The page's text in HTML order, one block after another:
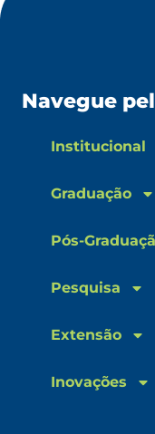
Navegue
Institucional
Graduação
Pós-
Pesquisa
Extensão
Inovações